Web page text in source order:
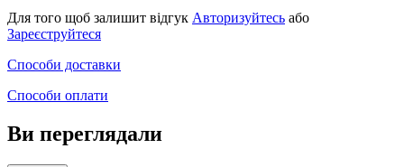
Для того щоб залишит відгук Авторизуйтесь або
Зареєструйтеся
Способи доставки
Способи оплати
Ви переглядали